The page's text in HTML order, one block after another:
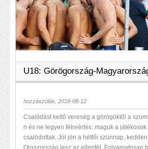
U18: Görögország-
hozzászólás, 2018-08-12
Csalódást keltő vereség a görögöktől a
n és ne legyen félreértés: maguk a
csalódottak. Jól jön a hétfői szünnap,
Oroszország lesz az ellenfél. Folyamatosan